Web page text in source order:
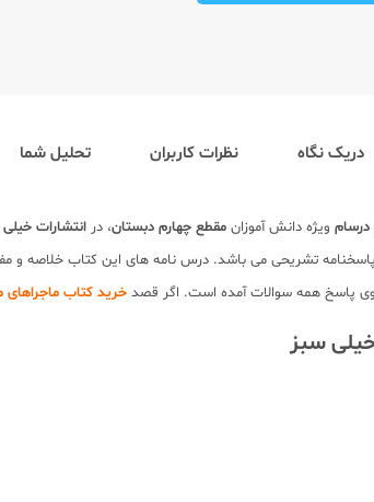
دریک نگاه نظرات کاربران تحلیل شما
درسام ویژه دانش آموزان مقطع چهارم دبستان، در انتشارات
و پاسخنامه تشریحی می باشد. درس نامه های این کتاب
پاسخ همه سوالات آمده است. اگر قصد خرید کتاب
سبز